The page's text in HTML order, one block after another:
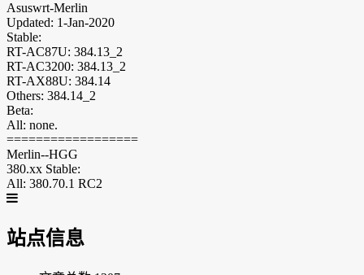
Asuswrt-Merlin
Updated: 1-Jan-2020
Stable:
RT-AC87U: 384.13_2
RT-AC3200: 384.13_2
RT-AX88U: 384.14
Others: 384.14_2
Beta:
All: none.
==================
Merlin--HGG
380.xx Stable:
All: 380.70.1 RC2
站点信息